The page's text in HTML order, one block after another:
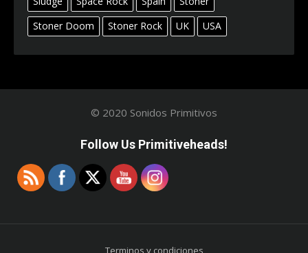
Stoner Doom
Stoner Rock UK USA
© 2020 Sonidos Primitivos
Follow Us Primitiveheads!
Terminos y condiciones